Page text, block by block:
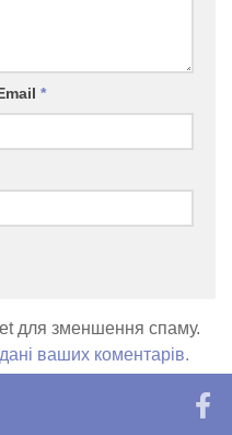
*
для зменшення спаму.
ваших коментарів.